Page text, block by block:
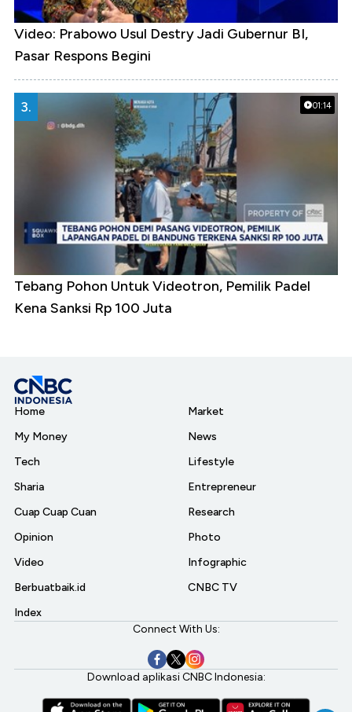
Video: Prabowo Usul Destry Jadi Gubernur BI,
Pasar Respons Begini
01:14
3.
Tebang Pohon Untuk Videotron, Pemilik Padel
Kena Sanksi Rp 100 Juta
Home
My Money
Tech
Sharia
Cuap Cuap Cuan
Opinion
Video
Berbuatbaik.id
Index
Market
News
Lifestyle
Entrepreneur
Research
Photo
Infographic
CNBC TV
Connect With Us:
Download aplikasi CNBC Indonesia: